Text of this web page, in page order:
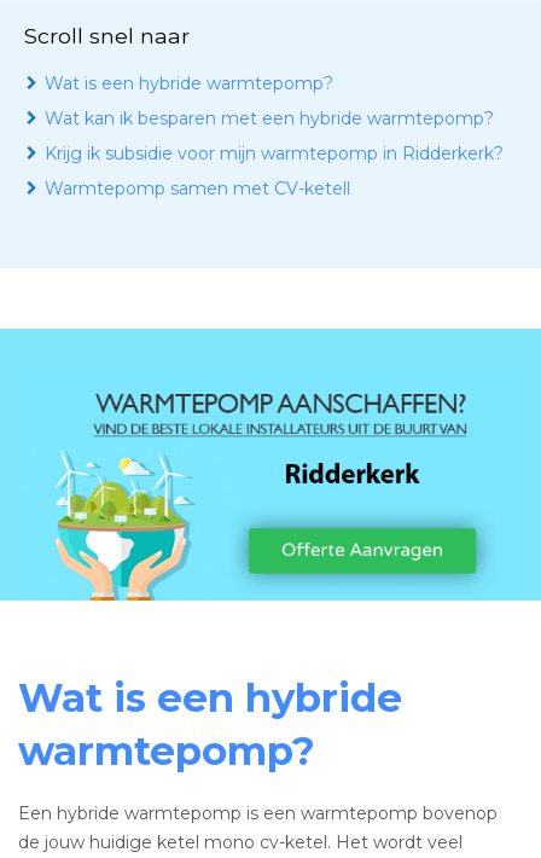
Scroll snel naar
Wat is een hybride warmtepomp?
Wat kan ik besparen met een hybride warmtepomp?
Krijg ik subsidie voor mijn warmtepomp in Ridderkerk?
Warmtepomp samen met CV-ketell
Wat is een hybride
warmtepomp?
Een hybride warmtepomp is een warmtepomp bovenop
de jouw huidige ketel mono cv-ketel. Het wordt veel